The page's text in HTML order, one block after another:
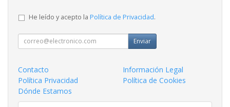
He leído y acepto la Política de Privacidad.
Enviar
Contacto
Información Legal
Política Privacidad
Política de Cookies
Dónde Estamos